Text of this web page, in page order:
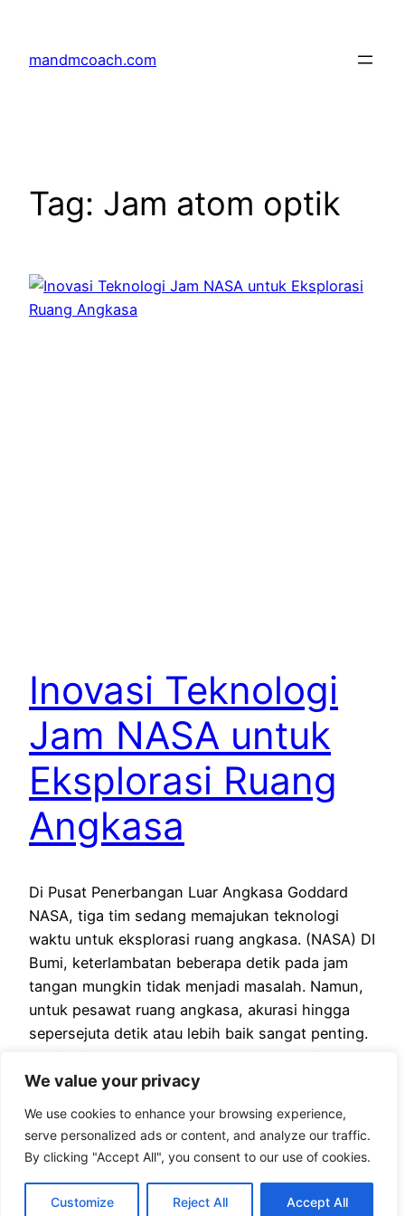
We value your privacy
We use cookies to enhance your browsing experience,
serve personalized ads or content, and analyze our traffic.
By clicking "Accept All", you consent to our use of cookies.
Customize Reject All Accept All
content
mandmcoach.com
Tag: Jam atom optik
Inovasi Teknologi
Jam NASA untuk
Eksplorasi Ruang
Angkasa
Di Pusat Penerbangan Luar Angkasa Goddard
NASA, tiga tim sedang memajukan teknologi
waktu untuk eksplorasi ruang angkasa. (NASA) DI
Bumi, keterlambatan beberapa detik pada jam
tangan mungkin tidak menjadi masalah. Namun,
untuk pesawat ruang angkasa, akurasi hingga
sepersejuta detik atau lebih baik sangat penting.
Navigasi GPS, contohnya, memerlukan sinyal
waktu yang akurat dari satelit untuk
menentukan…
September 19, 2024